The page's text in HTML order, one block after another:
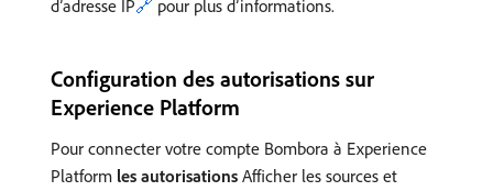
d’adresse IP🔗 pour plus d’informations.
Configuration des autorisations sur
Experience Platform
Pour connecter votre compte Bombora à Experience
Platform les autorisations Afficher les sources et